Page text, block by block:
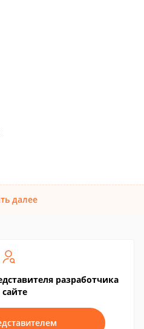
далее
разработчика
сайте